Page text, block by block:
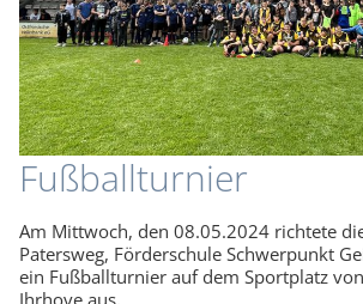
Fußballturnier
Am Mittwoch, den 08.05.2024 richtete
Patersweg, Förderschule Schwerpunkt
ein Fußballturnier auf dem Sportplatz
Ihrhove aus.